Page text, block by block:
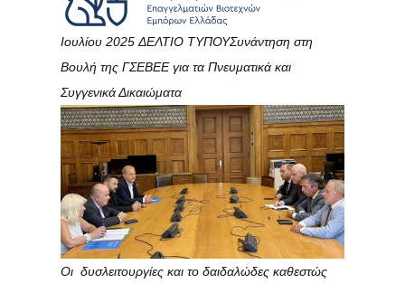
Ιουλίου 2025ΔΕΛΤΙΟ ΤΥΠΟΥΣυνάντηση στη
Βουλή της ΓΣΕΒΕΕ για τα Πνευματικά και
Συγγενικά Δικαιώματα
Οι δυσλειτουργίες και το δαιδαλώδες καθεστώς